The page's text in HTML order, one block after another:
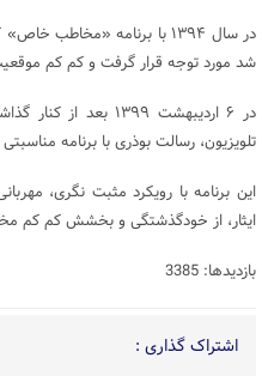
در سال ۱۳۹۴ با برنامه
شد مورد توجه قرار گرفت و کم کم
در ۶ اردیبهشت ۱۳۹۹ بعد از کنار گذاشتن
تلویزیون، رسالت بوذری با برنامه
این برنامه با رویکرد مثبت‌ نگری،
ایثار، از خودگذشتگی و بخشش کم کم
بازدیدها: 3385
اشتراک گذاری :